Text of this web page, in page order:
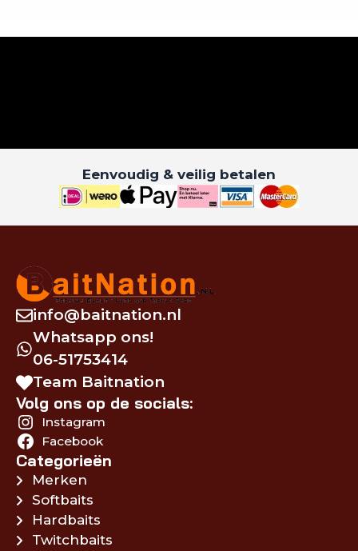
Eenvoudig & veilig betalen
info@baitnation.nl
Whatsapp ons!
06-51753414
Team Baitnation
Volg ons op de socials:
Instagram
Facebook
Categorieën
Merken
Softbaits
Hardbaits
Twitchbaits